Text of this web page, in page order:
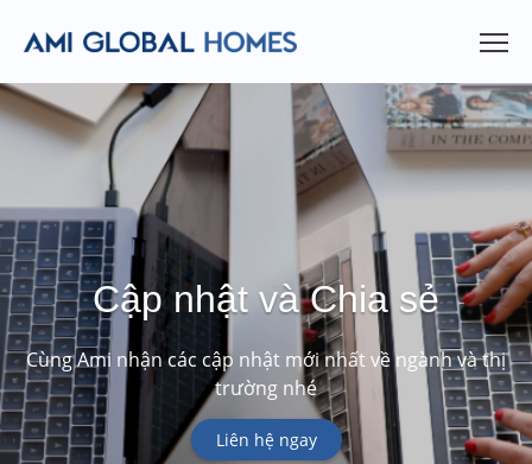
Cập nhật và Chia sẻ
Cùng Ami nhận các cập nhật mới nhất về ngành và thị
trường nhé
Liên hệ ngay